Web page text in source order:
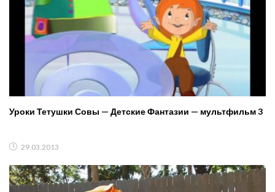
Уроки Тетушки Совы — Детские Фантазии — мультфильм 3
29.03.2013